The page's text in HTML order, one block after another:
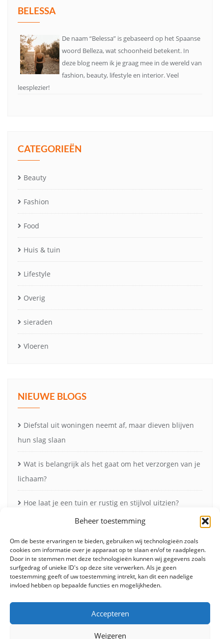
Beheer toestemming
Om de beste ervaringen te bieden, gebruiken wij technologieën zoals
cookies om informatie over je apparaat op te slaan en/of te raadplegen.
Door in te stemmen met deze technologieën kunnen wij gegevens zoals
surfgedrag of unieke ID's op deze site verwerken. Als je geen
toestemming geeft of uw toestemming intrekt, kan dit een nadelige
invloed hebben op bepaalde functies en mogelijkheden.
Accepteren
Weigeren
BELESSA
De naam “Belessa” is gebaseerd op het Spaanse
woord Belleza, wat schoonheid betekent. In
deze blog neem ik je graag mee in de wereld van
fashion, beauty, lifestyle en interior. Veel
leesplezier!
CATEGORIEËN
Beauty
Fashion
Food
Huis & tuin
Lifestyle
Overig
sieraden
Vloeren
NIEUWE BLOGS
Diefstal uit woningen neemt af, maar dieven blijven
hun slag slaan
Wat is belangrijk als het gaat om het verzorgen van je
lichaam?
Hoe laat je een tuin er rustig en stijlvol uitzien?
Vleesmessen: onmisbaar voor perfect snijwerk in de
keuken
Zonneschermen in de herfst voor minder verblinding
en meer comfort